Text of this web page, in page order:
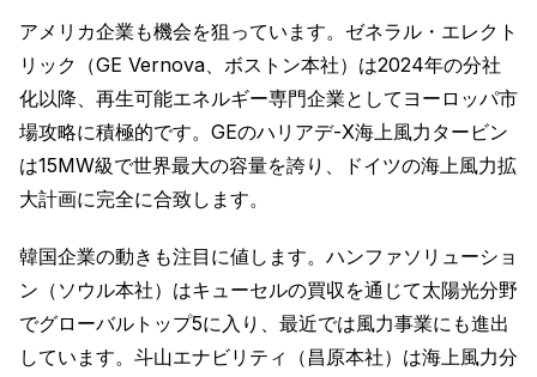
アメリカ企業も機会を狙っています。ゼネラル・エレクト
リック（GE Vernova、ボストン本社）は2024年の分社
化以降、再生可能エネルギー専門企業としてヨーロッパ市
場攻略に積極的です。GEのハリアデ-X海上風力タービン
は15MW級で世界最大の容量を誇り、ドイツの海上風力拡
大計画に完全に合致します。
韓国企業の動きも注目に値します。ハンファソリューショ
ン（ソウル本社）はキューセルの買収を通じて太陽光分野
でグローバルトップ5に入り、最近では風力事業にも進出
しています。斗山エナビリティ（昌原本社）は海上風力分